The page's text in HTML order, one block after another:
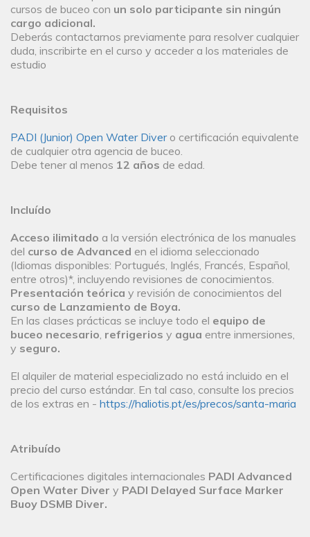
cursos de buceo con un solo participante sin ningún
cargo adicional.
Deberás contactarnos previamente para resolver cualquier
duda, inscribirte en el curso y acceder a los materiales de
estudio
Requisitos
PADI (Junior) Open Water Divero certificación equivalente
de cualquier otra agencia de buceo.
Debe tener al menos 12 años de edad.
Incluído
Acceso ilimitado a la versión electrónica de los manuales
del curso de Advanced en el idioma seleccionado
(Idiomas disponibles: Portugués, Inglés, Francés, Español,
entre otros)*, incluyendo revisiones de conocimientos.
Presentación teórica y revisión de conocimientos del
curso de Lanzamiento de Boya.
En las clases prácticas se incluye todo el equipo de
buceo necesario, refrigerios y agua entre inmersiones,
y seguro.
El alquiler de material especializado no está incluido en el
precio del curso estándar. En tal caso, consulte los precios
de los extras en - https://haliotis.pt/es/precos/santa-maria
Atribuído
Certificaciones digitales internacionales PADI Advanced
Open Water Diver y PADI Delayed Surface Marker
Buoy DSMB Diver.